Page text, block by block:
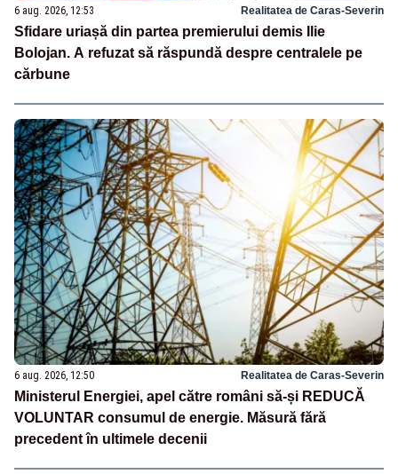
6 aug. 2026, 12:53 Realitatea de Caras-Severin
Sfidare uriașă din partea premierului demis Ilie
Bolojan. A refuzat să răspundă despre centralele pe
cărbune
6 aug. 2026, 12:50 Realitatea de Caras-Severin
Ministerul Energiei, apel către români să-și REDUCĂ
VOLUNTAR consumul de energie. Măsură fără
precedent în ultimele decenii